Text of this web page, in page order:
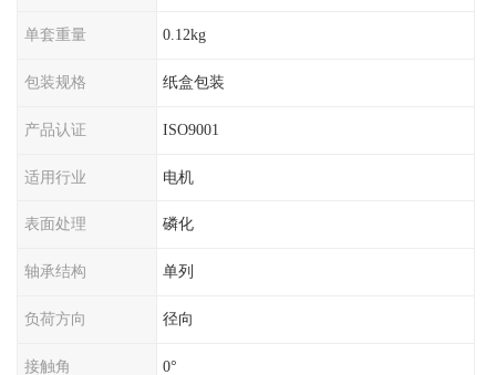
单套重量 0.12kg
包装规格 纸盒包装
产品认证 ISO9001
适用行业 电机
表面处理 磷化
轴承结构 单列
负荷方向 径向
接触角 0°